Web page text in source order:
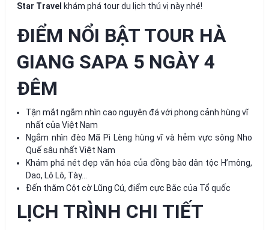
Star Travel khám phá tour du lịch thú vị này nhé!
ĐIỂM NỔI BẬT TOUR HÀ
GIANG SAPA 5 NGÀY 4
ĐÊM
Tận mắt ngắm nhìn cao nguyên đá với phong cảnh hùng vĩ
nhất của Việt Nam
Ngắm nhìn đèo Mã Pì Lèng hùng vĩ và hẻm vực sông Nho
Quế sâu nhất Việt Nam
Khám phá nét đẹp văn hóa của đồng bào dân tộc H’mông,
Dao, Lô Lô, Tày…
Đến thăm Cột cờ Lũng Cú, điểm cực Bắc của Tổ quốc
LỊCH TRÌNH CHI TIẾT